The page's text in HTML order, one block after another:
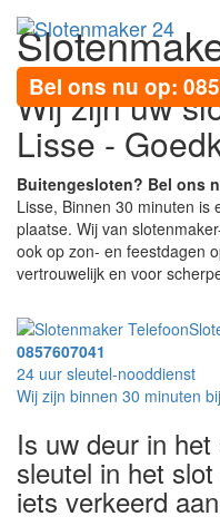
Bel ons nu op:
Wij zijn uw
Lisse -
Buitengesloten? Bel ons
Lisse, Binnen 30 minuten is
plaatse. Wij van
ook op zon- en feestdagen
vertrouwelijk en voor
0857607041
24 uur sleutel-nooddienst
Wij zijn binnen 30 minuten
Is uw deur in
sleutel in het
iets verkeerd